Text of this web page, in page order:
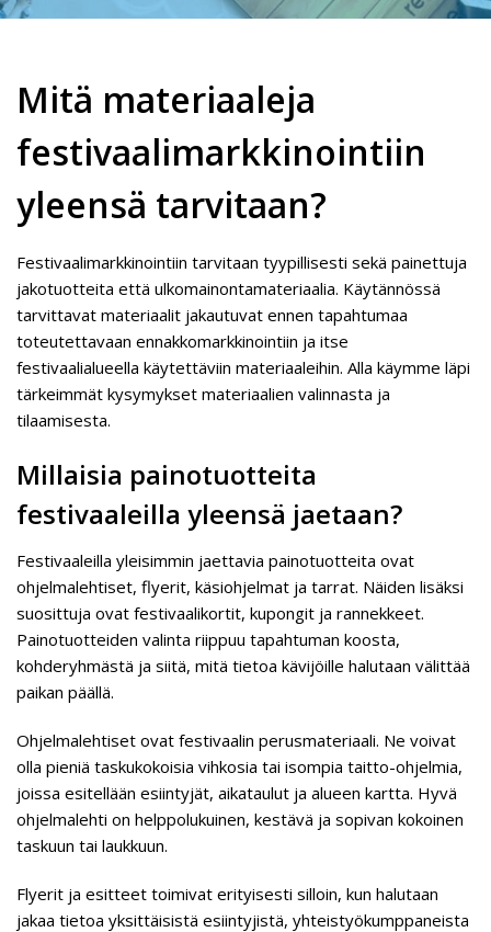
Mitä materiaaleja
festivaalimarkkinointiin
yleensä tarvitaan?
Festivaalimarkkinointiin tarvitaan tyypillisesti sekä painettuja
jakotuotteita että ulkomainontamateriaalia. Käytännössä
tarvittavat materiaalit jakautuvat ennen tapahtumaa
toteutettavaan ennakkomarkkinointiin ja itse
festivaalialueella käytettäviin materiaaleihin. Alla käymme läpi
tärkeimmät kysymykset materiaalien valinnasta ja
tilaamisesta.
Millaisia painotuotteita
festivaaleilla yleensä jaetaan?
Festivaaleilla yleisimmin jaettavia painotuotteita ovat
ohjelmalehtiset, flyerit, käsiohjelmat ja tarrat. Näiden lisäksi
suosittuja ovat festivaalikortit, kupongit ja rannekkeet.
Painotuotteiden valinta riippuu tapahtuman koosta,
kohderyhmästä ja siitä, mitä tietoa kävijöille halutaan välittää
paikan päällä.
Ohjelmalehtiset ovat festivaalin perusmateriaali. Ne voivat
olla pieniä taskukokoisia vihkosia tai isompia taitto-ohjelmia,
joissa esitellään esiintyjät, aikataulut ja alueen kartta. Hyvä
ohjelmalehti on helppolukuinen, kestävä ja sopivan kokoinen
taskuun tai laukkuun.
Flyerit ja esitteet toimivat erityisesti silloin, kun halutaan
jakaa tietoa yksittäisistä esiintyjistä, yhteistyökumppaneista